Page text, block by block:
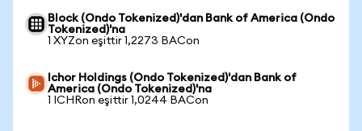
Block (Ondo Tokenized)'dan Bank of America (Ondo
Tokenized)'na
1 XYZon eşittir 1,2273 BACon
Ichor Holdings (Ondo Tokenized)'dan Bank of
America (Ondo Tokenized)'na
1 ICHRon eşittir 1,0244 BACon